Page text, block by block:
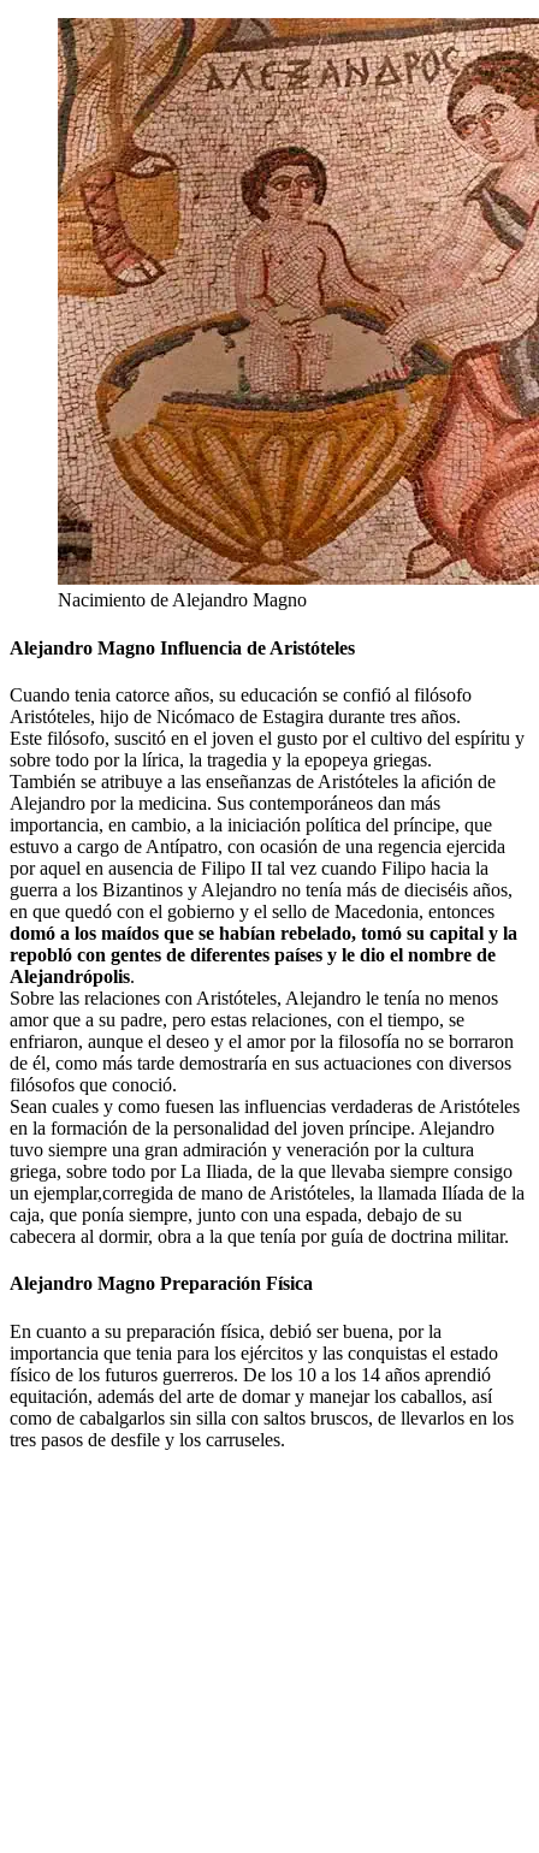
Nacimiento de Alejandro Magno
Alejandro Magno Influencia de Aristóteles
Cuando tenia catorce años, su educación se confió al filósofo
Aristóteles, hijo de Nicómaco de Estagira durante tres años.
Este filósofo, suscitó en el joven el gusto por el cultivo del espíritu y
sobre todo por la lírica, la tragedia y la epopeya griegas.
También se atribuye a las enseñanzas de Aristóteles la afición de
Alejandro por la medicina. Sus contemporáneos dan más
importancia, en cambio, a la iniciación política del príncipe, que
estuvo a cargo de Antípatro, con ocasión de una regencia ejercida
por aquel en ausencia de Filipo II tal vez cuando Filipo hacia la
guerra a los Bizantinos y Alejandro no tenía más de dieciséis años,
en que quedó con el gobierno y el sello de Macedonia, entonces
domó a los maídos que se habían rebelado, tomó su capital y la
repobló con gentes de diferentes países y le dio el nombre de
Alejandrópolis.
Sobre las relaciones con Aristóteles, Alejandro le tenía no menos
amor que a su padre, pero estas relaciones, con el tiempo, se
enfriaron, aunque el deseo y el amor por la filosofía no se borraron
de él, como más tarde demostraría en sus actuaciones con diversos
filósofos que conoció.
Sean cuales y como fuesen las influencias verdaderas de Aristóteles
en la formación de la personalidad del joven príncipe. Alejandro
tuvo siempre una gran admiración y veneración por la cultura
griega, sobre todo por La Iliada, de la que llevaba siempre consigo
un ejemplar,corregida de mano de Aristóteles, la llamada Ilíada de la
caja, que ponía siempre, junto con una espada, debajo de su
cabecera al dormir, obra a la que tenía por guía de doctrina militar.
Alejandro Magno Preparación Física
En cuanto a su preparación física, debió ser buena, por la
importancia que tenia para los ejércitos y las conquistas el estado
físico de los futuros guerreros. De los 10 a los 14 años aprendió
equitación, además del arte de domar y manejar los caballos, así
como de cabalgarlos sin silla con saltos bruscos, de llevarlos en los
tres pasos de desfile y los carruseles.